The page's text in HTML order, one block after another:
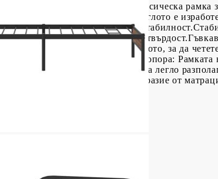
вашата спалня, тогава тази класическа
конструкция: Рамката на леглото е
изключителна здравина и
стабилност, безопасност и
за гърба, когато седите в леглото, за да
основа за оптимална опора: Рамката
е да се знае:Тази рамка за легло
матрак. Предлагаме разнообразие от